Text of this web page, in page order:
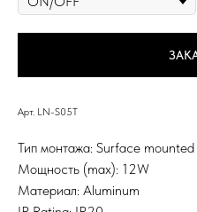
Арт. LN-S05T
Тип монтажа: Surface mounted
Мощность (max): 12W
Материал: Aluminum